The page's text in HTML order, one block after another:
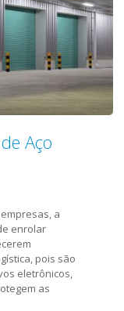
Aço
a
enrolar
pois são
eletrônicos,
as